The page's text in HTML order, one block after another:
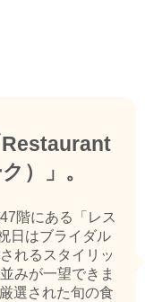
）」。
階にある「レス
日はブライダル
れるスタイリッ
みが一望できま
選された旬の食